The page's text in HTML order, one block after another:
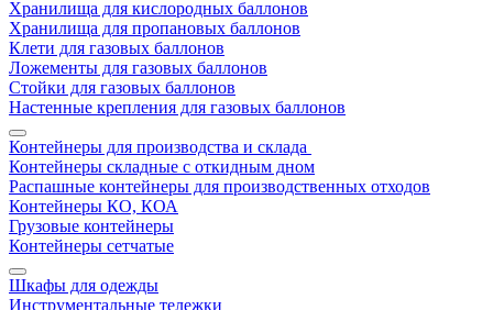
Хранилища для кислородных баллонов
Хранилища для пропановых баллонов
Клети для газовых баллонов
Ложементы для газовых баллонов
Стойки для газовых баллонов
Настенные крепления для газовых баллонов
Контейнеры для производства и склада
Контейнеры складные с откидным дном
Распашные контейнеры для производственных отходов
Контейнеры КО, КОА
Грузовые контейнеры
Контейнеры сетчатые
Шкафы для одежды
Инструментальные тележки